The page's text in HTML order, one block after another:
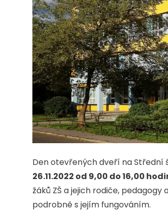
Den otevřených dveří na Střední
26.11.2022 od 9,00 do 16,00
žáků ZŠ a jejich rodiče,
podrobně s jejím fungováním.